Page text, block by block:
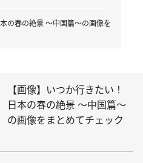
の春の絶景 ～中国篇～の画像を
【画像】いつか行きたい！
日本の春の絶景 ～中国篇～
の画像をまとめてチェック